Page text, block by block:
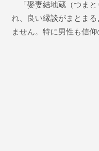
「娶妻結地蔵（つま
れ、良い縁談がまとま
ません。特に男性も信仰